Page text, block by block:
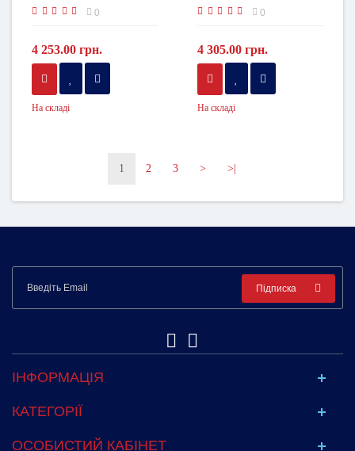
0
4 253.00 грн.
На складі
(МАЗ/Scania/ЛАЗ/MAN/
0
4 305.00 грн.
На складі
1 2 3 > >|
Підписка
ІНФОРМАЦІЯ
КАТЕГОРІЇ
ОСОБИСТИЙ КАБІНЕТ